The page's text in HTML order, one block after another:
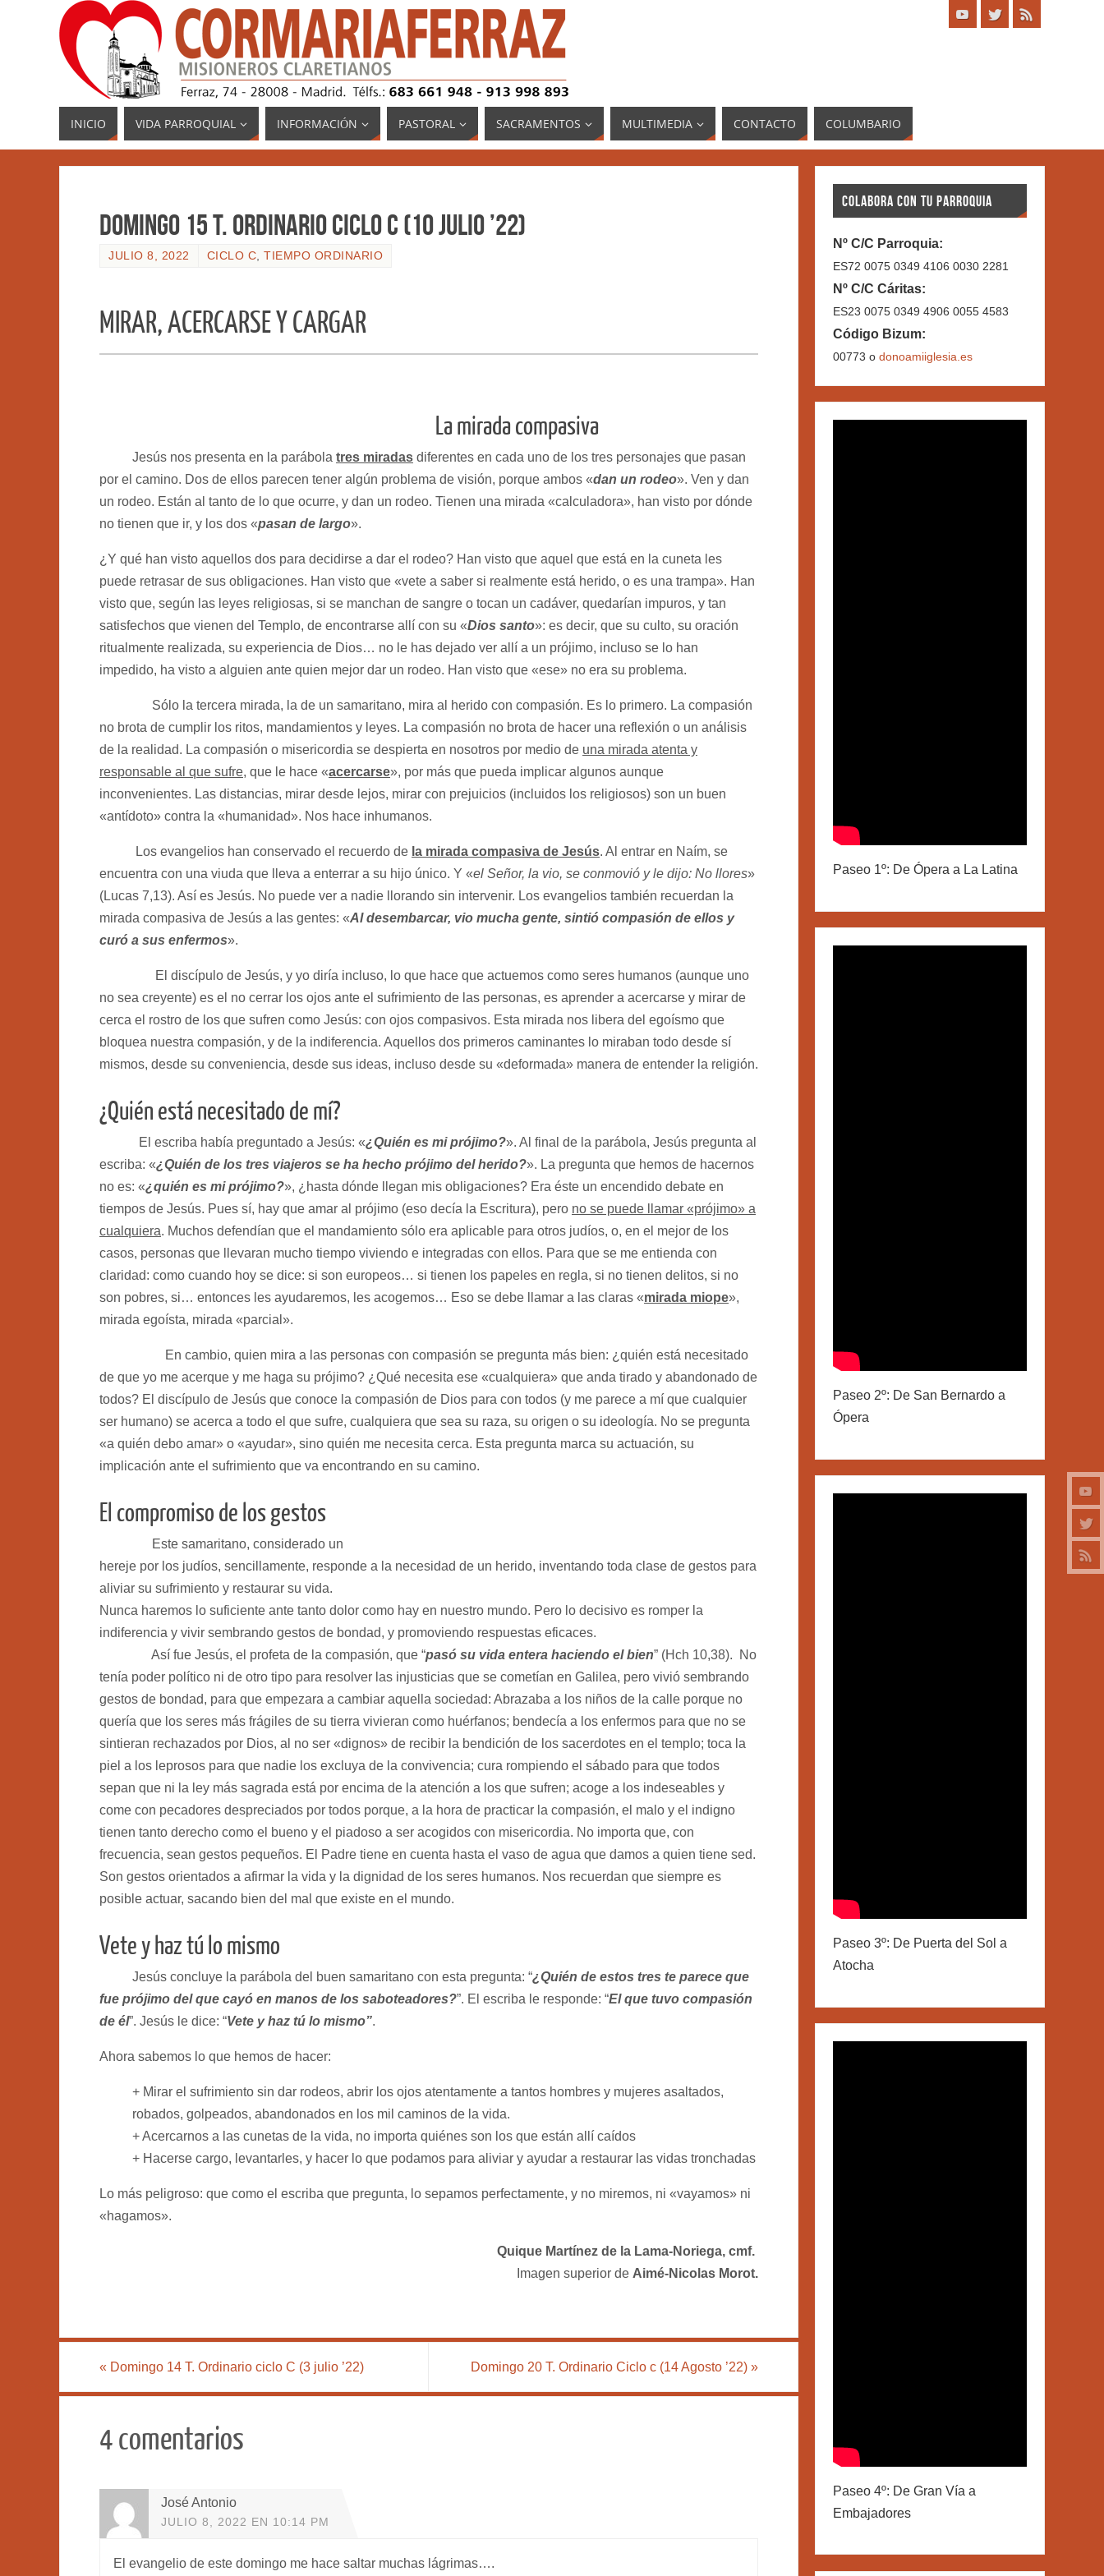
INICIO VIDA PARROQUIAL INFORMACIÓN PASTORAL SACRAMENTOS MULTIMEDIA CONTACTO COLUMBARIO
Domingo 15 T. Ordinario Ciclo C (10 julio ’22)
JULIO 8, 2022 CICLO C, TIEMPO ORDINARIO
MIRAR, ACERCARSE Y CARGAR
La mirada compasiva
Jesús nos presenta en la parábola tres miradas diferentes en cada uno de los tres personajes que pasan
por el camino. Dos de ellos parecen tener algún problema de visión, porque ambos «dan un rodeo». Ven y dan
un rodeo. Están al tanto de lo que ocurre, y dan un rodeo. Tienen una mirada «calculadora», han visto por dónde
no tienen que ir, y los dos «pasan de largo».
¿Y qué han visto aquellos dos para decidirse a dar el rodeo? Han visto que aquel que está en la cuneta les
puede retrasar de sus obligaciones. Han visto que «vete a saber si realmente está herido, o es una trampa». Han
visto que, según las leyes religiosas, si se manchan de sangre o tocan un cadáver, quedarían impuros, y tan
satisfechos que vienen del Templo, de encontrarse allí con su «Dios santo»: es decir, que su culto, su oración
ritualmente realizada, su experiencia de Dios… no le has dejado ver allí a un prójimo, incluso se lo han
impedido, ha visto a alguien ante quien mejor dar un rodeo. Han visto que «ese» no era su problema.
Sólo la tercera mirada, la de un samaritano, mira al herido con compasión. Es lo primero. La compasión
no brota de cumplir los ritos, mandamientos y leyes. La compasión no brota de hacer una reflexión o un análisis
de la realidad. La compasión o misericordia se despierta en nosotros por medio de una mirada atenta y
responsable al que sufre, que le hace «acercarse», por más que pueda implicar algunos aunque
inconvenientes. Las distancias, mirar desde lejos, mirar con prejuicios (incluidos los religiosos) son un buen
«antídoto» contra la «humanidad». Nos hace inhumanos.
Los evangelios han conservado el recuerdo de la mirada compasiva de Jesús. Al entrar en Naím, se
encuentra con una viuda que lleva a enterrar a su hijo único. Y «el Señor, la vio, se conmovió y le dijo: No llores»
(Lucas 7,13). Así es Jesús. No puede ver a nadie llorando sin intervenir. Los evangelios también recuerdan la
mirada compasiva de Jesús a las gentes: «Al desembarcar, vio mucha gente, sintió compasión de ellos y
curó a sus enfermos».
El discípulo de Jesús, y yo diría incluso, lo que hace que actuemos como seres humanos (aunque uno
no sea creyente) es el no cerrar los ojos ante el sufrimiento de las personas, es aprender a acercarse y mirar de
cerca el rostro de los que sufren como Jesús: con ojos compasivos. Esta mirada nos libera del egoísmo que
bloquea nuestra compasión, y de la indiferencia. Aquellos dos primeros caminantes lo miraban todo desde sí
mismos, desde su conveniencia, desde sus ideas, incluso desde su «deformada» manera de entender la religión.
¿Quién está necesitado de mí?
El escriba había preguntado a Jesús: «¿Quién es mi prójimo?». Al final de la parábola, Jesús pregunta al
escriba: «¿Quién de los tres viajeros se ha hecho prójimo del herido?». La pregunta que hemos de hacernos
no es: «¿quién es mi prójimo?», ¿hasta dónde llegan mis obligaciones? Era éste un encendido debate en
tiempos de Jesús. Pues sí, hay que amar al prójimo (eso decía la Escritura), pero no se puede llamar «prójimo» a
cualquiera. Muchos defendían que el mandamiento sólo era aplicable para otros judíos, o, en el mejor de los
casos, personas que llevaran mucho tiempo viviendo e integradas con ellos. Para que se me entienda con
claridad: como cuando hoy se dice: si son europeos… si tienen los papeles en regla, si no tienen delitos, si no
son pobres, si… entonces les ayudaremos, les acogemos… Eso se debe llamar a las claras «mirada miope»,
mirada egoísta, mirada «parcial».
En cambio, quien mira a las personas con compasión se pregunta más bien: ¿quién está necesitado
de que yo me acerque y me haga su prójimo? ¿Qué necesita ese «cualquiera» que anda tirado y abandonado de
todos? El discípulo de Jesús que conoce la compasión de Dios para con todos (y me parece a mí que cualquier
ser humano) se acerca a todo el que sufre, cualquiera que sea su raza, su origen o su ideología. No se pregunta
«a quién debo amar» o «ayudar», sino quién me necesita cerca. Esta pregunta marca su actuación, su
implicación ante el sufrimiento que va encontrando en su camino.
El compromiso de los gestos
Este samaritano, considerado un
hereje por los judíos, sencillamente, responde a la necesidad de un herido, inventando toda clase de gestos para
aliviar su sufrimiento y restaurar su vida.
Nunca haremos lo suficiente ante tanto dolor como hay en nuestro mundo. Pero lo decisivo es romper la
indiferencia y vivir sembrando gestos de bondad, y promoviendo respuestas eficaces.
Así fue Jesús, el profeta de la compasión, que “pasó su vida entera haciendo el bien” (Hch 10,38). No
tenía poder político ni de otro tipo para resolver las injusticias que se cometían en Galilea, pero vivió sembrando
gestos de bondad, para que empezara a cambiar aquella sociedad: Abrazaba a los niños de la calle porque no
quería que los seres más frágiles de su tierra vivieran como huérfanos; bendecía a los enfermos para que no se
sintieran rechazados por Dios, al no ser «dignos» de recibir la bendición de los sacerdotes en el templo; toca la
piel a los leprosos para que nadie los excluya de la convivencia; cura rompiendo el sábado para que todos
sepan que ni la ley más sagrada está por encima de la atención a los que sufren; acoge a los indeseables y
come con pecadores despreciados por todos porque, a la hora de practicar la compasión, el malo y el indigno
tienen tanto derecho como el bueno y el piadoso a ser acogidos con misericordia. No importa que, con
frecuencia, sean gestos pequeños. El Padre tiene en cuenta hasta el vaso de agua que damos a quien tiene sed.
Son gestos orientados a afirmar la vida y la dignidad de los seres humanos. Nos recuerdan que siempre es
posible actuar, sacando bien del mal que existe en el mundo.
Vete y haz tú lo mismo
Jesús concluye la parábola del buen samaritano con esta pregunta: “¿Quién de estos tres te parece que
fue prójimo del que cayó en manos de los saboteadores?”. El escriba le responde: “El que tuvo compasión
de él”. Jesús le dice: “Vete y haz tú lo mismo”.
Ahora sabemos lo que hemos de hacer:
+ Mirar el sufrimiento sin dar rodeos, abrir los ojos atentamente a tantos hombres y mujeres asaltados,
robados, golpeados, abandonados en los mil caminos de la vida.
+ Acercarnos a las cunetas de la vida, no importa quiénes son los que están allí caídos
+ Hacerse cargo, levantarles, y hacer lo que podamos para aliviar y ayudar a restaurar las vidas tronchadas
Lo más peligroso: que como el escriba que pregunta, lo sepamos perfectamente, y no miremos, ni «vayamos» ni
«hagamos».
Quique Martínez de la Lama-Noriega, cmf.
Imagen superior de Aimé-Nicolas Morot.
« Domingo 14 T. Ordinario ciclo C (3 julio ’22) Domingo 20 T. Ordinario Ciclo c (14 Agosto ’22) »
4 comentarios
José Antonio
JULIO 8, 2022 EN 10:14 PM
El evangelio de este domingo me hace saltar muchas lágrimas….
COLABORA CON TU PARROQUIA
Nº C/C Parroquia:
ES72 0075 0349 4106 0030 2281
Nº C/C Cáritas:
ES23 0075 0349 4906 0055 4583
Código Bizum:
00773 o donoamiiglesia.es
Paseo 1º: De Ópera a La Latina
Paseo 2º: De San Bernardo a
Ópera
Paseo 3º: De Puerta del Sol a
Atocha
Paseo 4º: De Gran Vía a
Embajadores